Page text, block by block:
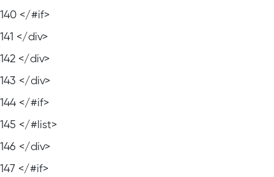
140 </#if>
141 </div>
142 </div>
143 </div>
144 </#if>
145 </#list>
146 </div>
147 </#if>